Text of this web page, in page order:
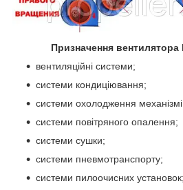
Призначення вентилятора
вентиляційні системи;
системи кондиціювання;
системи охолодження
системи повітряного опалення;
системи сушки;
системи пневмотранспорту;
системи пилоочисних установок;